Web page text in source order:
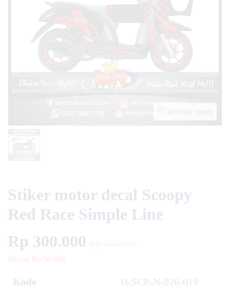
activate zoom
Stiker motor decal Scoopy
Red Race Simple Line
Rp 300.000
Hemat Rp 50.000
Kode H-SCP-N-026-019